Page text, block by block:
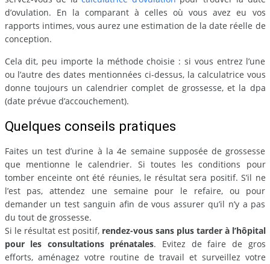
d’ovulation. En la comparant à celles où vous avez eu vos
rapports intimes, vous aurez une estimation de la date réelle de
conception.
Cela dit, peu importe la méthode choisie : si vous entrez l’une
ou l’autre des dates mentionnées ci-dessus, la calculatrice vous
donne toujours un calendrier complet de grossesse, et la dpa
(date prévue d’accouchement).
Quelques conseils pratiques
Faites un test d’urine à la 4e semaine supposée de grossesse
que mentionne le calendrier. Si toutes les conditions pour
tomber enceinte ont été réunies, le résultat sera positif. S’il ne
l’est pas, attendez une semaine pour le refaire, ou pour
demander un test sanguin afin de vous assurer qu’il n’y a pas
du tout de grossesse.
Si le résultat est positif, rendez-vous sans plus tarder à l’hôpital
pour les consultations prénatales. Evitez de faire de gros
efforts, aménagez votre routine de travail et surveillez votre